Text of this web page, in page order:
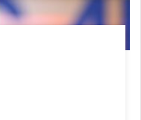
cobra dívida